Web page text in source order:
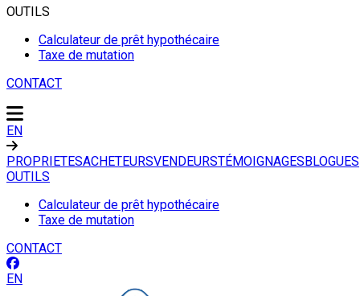
OUTILS
Calculateur de prêt hypothécaire
Taxe de mutation
CONTACT
EN
PROPRIETESACHETEURSVENDEURSTÉMOIGNAGESBLOGUES
OUTILS
Calculateur de prêt hypothécaire
Taxe de mutation
CONTACT
EN